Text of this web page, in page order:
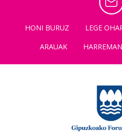
HONI BURUZ LEGE
ARAUAK